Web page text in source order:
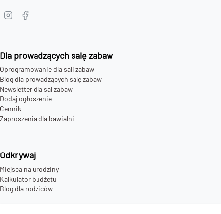
Dla prowadzących salę zabaw
Oprogramowanie dla sali zabaw
Blog dla prowadzących salę zabaw
Newsletter dla sal zabaw
Dodaj ogłoszenie
Cennik
Zaproszenia dla bawialni
Odkrywaj
Miejsca na urodziny
Kalkulator budżetu
Blog dla rodziców